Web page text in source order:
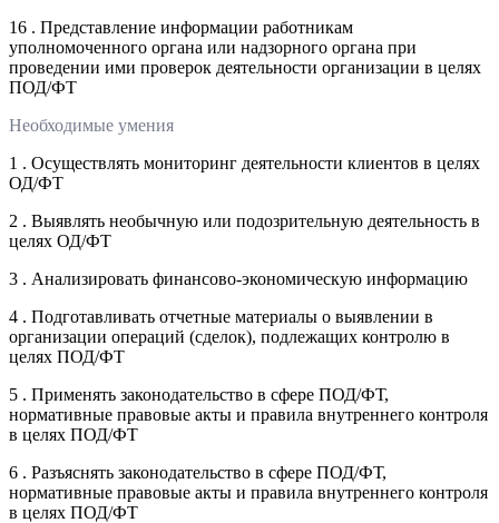
16 . Представление информации работникам
уполномоченного органа или надзорного органа при
проведении ими проверок деятельности организации в целях
ПОД/ФТ
Необходимые умения
1 . Осуществлять мониторинг деятельности клиентов в целях
ОД/ФТ
2 . Выявлять необычную или подозрительную деятельность в
целях ОД/ФТ
3 . Анализировать финансово-экономическую информацию
4 . Подготавливать отчетные материалы о выявлении в
организации операций (сделок), подлежащих контролю в
целях ПОД/ФТ
5 . Применять законодательство в сфере ПОД/ФТ,
нормативные правовые акты и правила внутреннего контроля
в целях ПОД/ФТ
6 . Разъяснять законодательство в сфере ПОД/ФТ,
нормативные правовые акты и правила внутреннего контроля
в целях ПОД/ФТ